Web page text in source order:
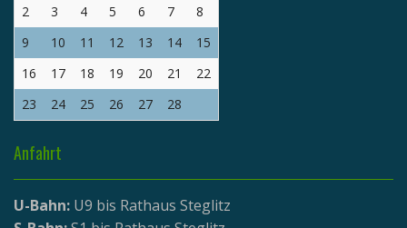
2
3 4 5 6 7
8
9
10 11 12 13 14
15
16
17 18 19 20 21
22
23
24 25 26 27 28
Anfahrt
U-Bahn: U9 bis Rathaus Steglitz